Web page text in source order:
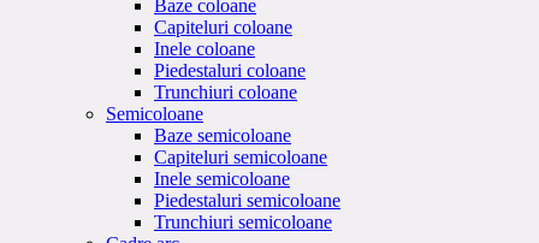
Baze coloane
Capiteluri coloane
Inele coloane
Piedestaluri coloane
Trunchiuri coloane
Semicoloane
Baze semicoloane
Capiteluri semicoloane
Inele semicoloane
Piedestaluri semicoloane
Trunchiuri semicoloane